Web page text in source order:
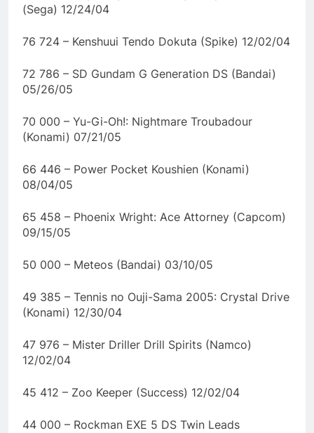
(Sega) 12/24/04
76 724 – Kenshuui Tendo Dokuta (Spike) 12/02/04
72 786 – SD Gundam G Generation DS (Bandai)
05/26/05
70 000 – Yu-Gi-Oh!: Nightmare Troubadour
(Konami) 07/21/05
66 446 – Power Pocket Koushien (Konami)
08/04/05
65 458 – Phoenix Wright: Ace Attorney (Capcom)
09/15/05
50 000 – Meteos (Bandai) 03/10/05
49 385 – Tennis no Ouji-Sama 2005: Crystal Drive
(Konami) 12/30/04
47 976 – Mister Driller Drill Spirits (Namco)
12/02/04
45 412 – Zoo Keeper (Success) 12/02/04
44 000 – Rockman EXE 5 DS Twin Leads